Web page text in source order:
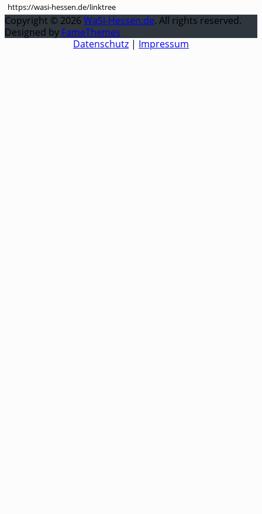
https://wasi-hessen.de/linktree
Copyright © 2026 WaSi-Hessen.de. All rights reserved.
Designed by FameThemes
Datenschutz | Impressum